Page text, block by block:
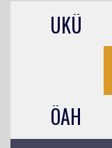
UKÜ
ÖAH